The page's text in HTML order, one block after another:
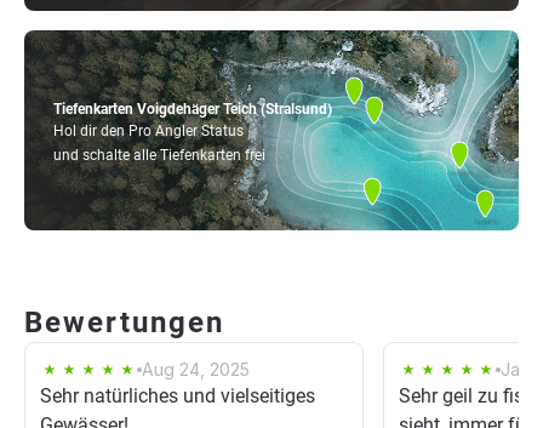
Tiefenkarten Voigdehäger Teich (Stralsund)
Hol dir den Pro Angler Status
und schalte alle Tiefenkarten frei
Bewertungen
Aug 24, 2025
Sehr natürliches und vielseitiges
Jan
Sehr geil zu